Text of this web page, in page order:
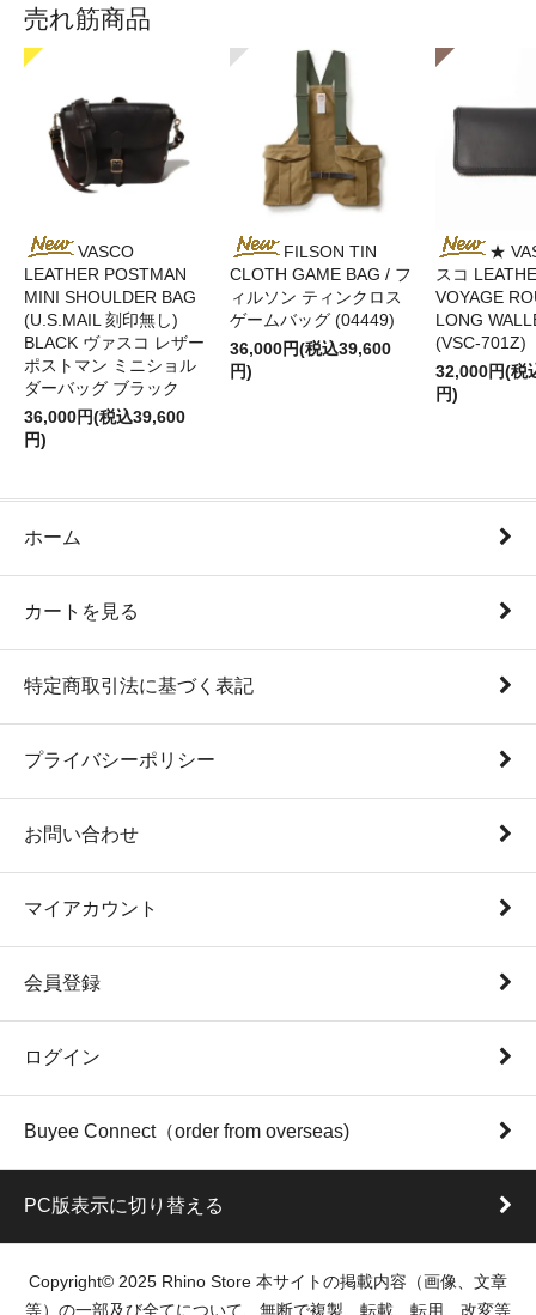
売れ筋商品
VASCO
LEATHER POSTMAN
MINI SHOULDER BAG
(U.S.MAIL 刻印無し)
BLACK ヴァスコ レザー
ポストマン ミニショル
ダーバッグ ブラック
36,000円(税込39,600
円)
FILSON TIN
CLOTH GAME BAG / フ
ィルソン ティンクロス
ゲームバッグ (04449)
36,000円(税込39,600
円)
★
スコ
VOYAGE
LONG
(VSC-701Z)
32,000円(税
円)
ホーム
カートを見る
特定商取引法に基づく表記
プライバシーポリシー
お問い合わせ
マイアカウント
会員登録
ログイン
Buyee Connect（order from overseas)
PC版表示に切り替える
Copyright© 2025 Rhino Store 本サイトの掲載内容（画像、文章
等）の一部及び全てについて、無断で複製、転載、転用、改変等